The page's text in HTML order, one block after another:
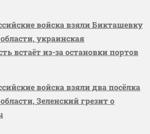
войска взяли Бикташевку
украинская
встаёт из-за остановки портов
войска взяли два посёлка
Зеленский грезит о